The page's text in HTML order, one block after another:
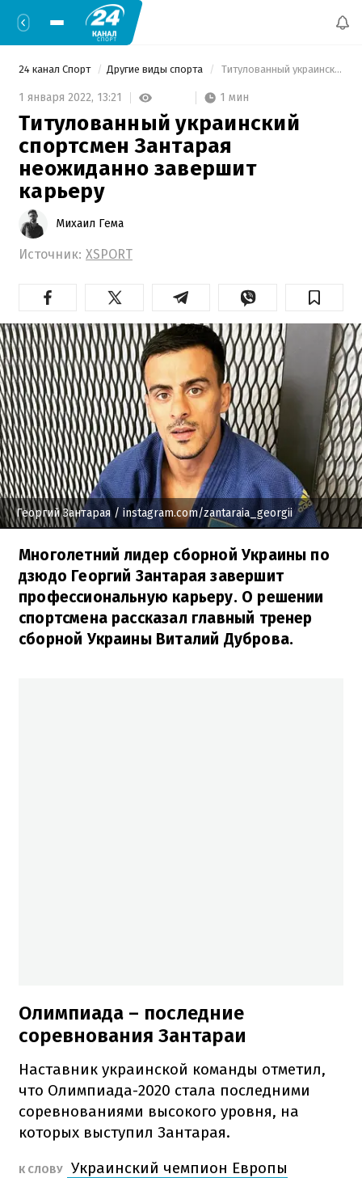
24 канал Спорт Другие виды спорта Титулованный украинский спортсмен Зантарая неожиданно завершит карьеру
1 января 2022, 13:21 1 мин
Титулованный украинский
спортсмен Зантарая
неожиданно завершит
карьеру
Михаил Гема
Источник: XSPORT
Георгий Зантарая/ instagram.com/zantaraia_georgii
Многолетний лидер сборной Украины по
дзюдо Георгий Зантарая завершит
профессиональную карьеру. О решении
спортсмена рассказал главный тренер
сборной Украины Виталий Дуброва.
Олимпиада – последние
соревнования Зантараи
Наставник украинской команды отметил,
что Олимпиада-2020 стала последними
соревнованиями высокого уровня, на
которых выступил Зантарая.
К СЛОВУ
Украинский чемпион Европы